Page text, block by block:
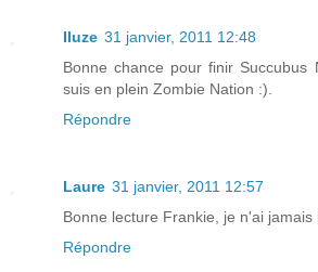
Iluze 31 janvier, 2011 12:48
Bonne chance pour finir
suis en plein Zombie Nation :).
Répondre
Laure 31 janvier, 2011 12:57
Bonne lecture Frankie, je n'ai jamais
Répondre